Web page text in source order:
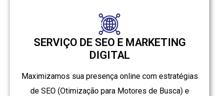
SERVIÇO DE SEO E MARKETING
DIGITAL
Maximizamos sua presença online com estratégias
de SEO (Otimização para Motores de Busca) e